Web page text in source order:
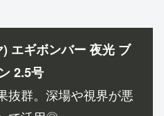
エギボンバー 夜光 ブ
2.5号
抜群。深場や視界が悪